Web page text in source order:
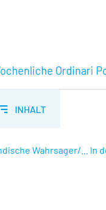
Ordinari
INHALT
Wahrsager/... In